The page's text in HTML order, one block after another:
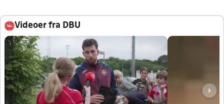
Videoer fra DBU